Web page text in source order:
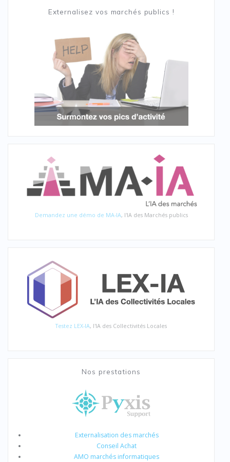
Externalisez vos marchés publics !
Demandez une démo de MA-IA, l'IA des Marchés publics
Testez LEX-IA, l'IA des Collectivités Locales
Nos prestations
Externalisation des marchés
Conseil Achat
AMO marchés informatiques